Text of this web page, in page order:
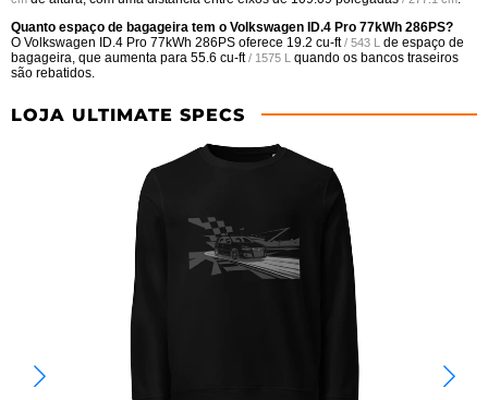
Quanto espaço de bagageira tem o Volkswagen ID.4 Pro 77kWh 286PS?
O Volkswagen ID.4 Pro 77kWh 286PS oferece 19.2 cu-ft / 543 L de espaço de
bagageira, que aumenta para 55.6 cu-ft / 1575 L quando os bancos traseiros
são rebatidos.
LOJA ULTIMATE SPECS